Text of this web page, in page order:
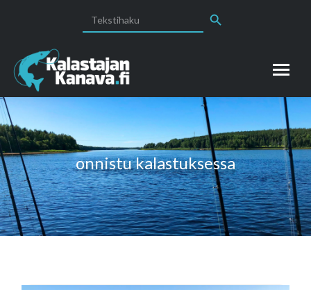
for:
onnistu kalastuksessa